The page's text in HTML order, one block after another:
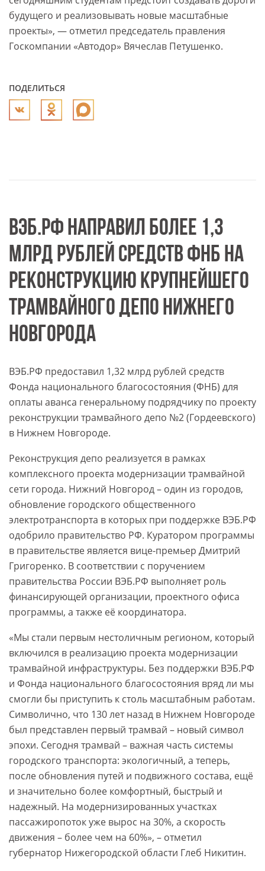
будущего и реализовывать новые масштабные
проекты», — отметил председатель правления
Госкомпании «Автодор» Вячеслав Петушенко.
ПОДЕЛИТЬСЯ
ВЭБ.РФ НАПРАВИЛ БОЛЕЕ 1,3
МЛРД РУБЛЕЙ СРЕДСТВ ФНБ НА
РЕКОНСТРУКЦИЮ КРУПНЕЙШЕГО
ТРАМВАЙНОГО ДЕПО НИЖНЕГО
НОВГОРОДА
ВЭБ.РФ предоставил 1,32 млрд рублей средств
Фонда национального благосостояния (ФНБ) для
оплаты аванса генеральному подрядчику по проекту
реконструкции трамвайного депо №2 (Гордеевского)
в Нижнем Новгороде.
Реконструкция депо реализуется в рамках
комплексного проекта модернизации трамвайной
сети города. Нижний Новгород – один из городов,
обновление городского общественного
электротранспорта в которых при поддержке ВЭБ.РФ
одобрило правительство РФ. Куратором программы
в правительстве является вице-премьер Дмитрий
Григоренко. В соответствии с поручением
правительства России ВЭБ.РФ выполняет роль
финансирующей организации, проектного офиса
программы, а также её координатора.
«Мы стали первым нестоличным регионом, который
включился в реализацию проекта модернизации
трамвайной инфраструктуры. Без поддержки ВЭБ.РФ
и Фонда национального благосостояния вряд ли мы
смогли бы приступить к столь масштабным работам.
Символично, что 130 лет назад в Нижнем Новгороде
был представлен первый трамвай – новый символ
эпохи. Сегодня трамвай – важная часть системы
городского транспорта: экологичный, а теперь,
после обновления путей и подвижного состава, ещё
и значительно более комфортный, быстрый и
надежный. На модернизированных участках
пассажиропоток уже вырос на 30%, а скорость
движения – более чем на 60%», – отметил
губернатор Нижегородской области Глеб Никитин.